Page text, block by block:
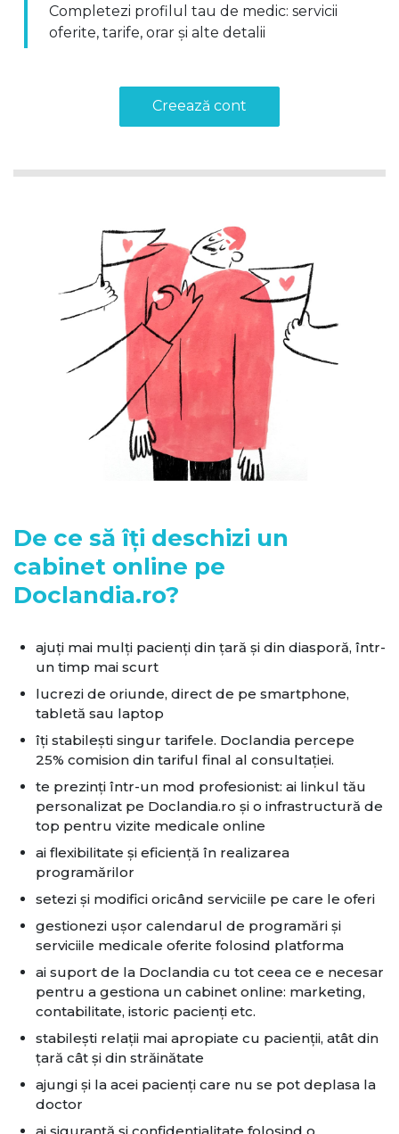
Completezi profilul tau de medic: servicii
oferite, tarife, orar și alte detalii
Creează cont
De ce să îți deschizi un
cabinet online pe
Doclandia.ro?
ajuți mai mulți pacienți din țară și din diasporă, într-
un timp mai scurt
lucrezi de oriunde, direct de pe smartphone,
tabletă sau laptop
îți stabilești singur tarifele. Doclandia percepe
25% comision din tariful final al consultației.
te prezinți într-un mod profesionist: ai linkul tău
personalizat pe Doclandia.ro și o infrastructură de
top pentru vizite medicale online
ai flexibilitate și eficiență în realizarea
programărilor
setezi și modifici oricând serviciile pe care le oferi
gestionezi ușor calendarul de programări și
serviciile medicale oferite folosind platforma
ai suport de la Doclandia cu tot ceea ce e necesar
pentru a gestiona un cabinet online: marketing,
contabilitate, istoric pacienți etc.
stabilești relații mai apropiate cu pacienții, atât din
țară cât și din străinătate
ajungi și la acei pacienți care nu se pot deplasa la
doctor